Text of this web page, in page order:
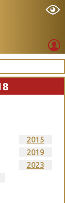
2015
2019
2023